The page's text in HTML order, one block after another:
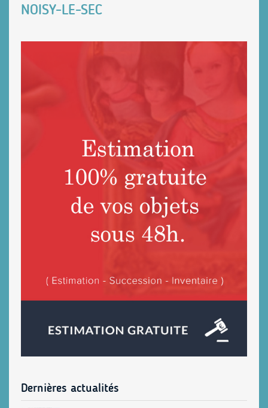
NOISY-LE-SEC
Dernières actualités